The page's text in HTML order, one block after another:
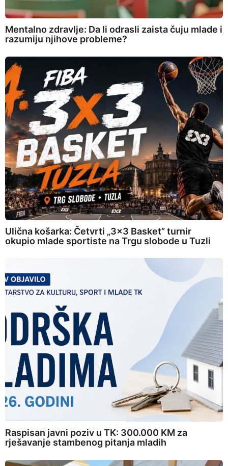
Mentalno zdravlje: Da li odrasli zaista čuju mlade i
razumiju njihove probleme?
Ulična košarka: Četvrti „3×3 Basket” turnir
okupio mlade sportiste na Trgu slobode u Tuzli
Raspisan javni poziv u TK: 300.000 KM za
rješavanje stambenog pitanja mladih